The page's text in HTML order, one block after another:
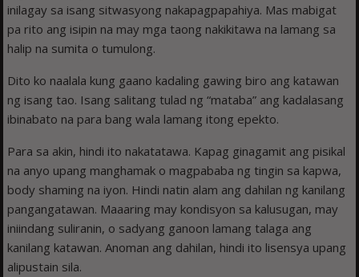
inilagay sa isang sitwasyong nakapagpapahiya. Mas mabigat
pa rito ang isipin na may mga taong nakikitawa na lamang sa
halip na sumita o tumulong.
Dito ko naalala kung gaano kadaling gawing biro ang katawan
ng isang tao. Isang salitang tulad ng “mataba” ang kadalasang
ibinabato na para bang wala lamang itong epekto.
Para sa akin, hindi ito nakatatawa. Kapag ginagamit ang pisikal
na anyo upang manghamak o magpababa ng tingin sa kapwa,
body shaming na iyon. Hindi natin alam ang dahilan ng kanilang
pangangatawan. Maaaring may kondisyon sa kalusugan, may
iniindang suliranin, o sadyang ganoon lamang talaga ang
kanilang katawan. Anoman ang dahilan, hindi ito lisensya upang
alipustain sila.